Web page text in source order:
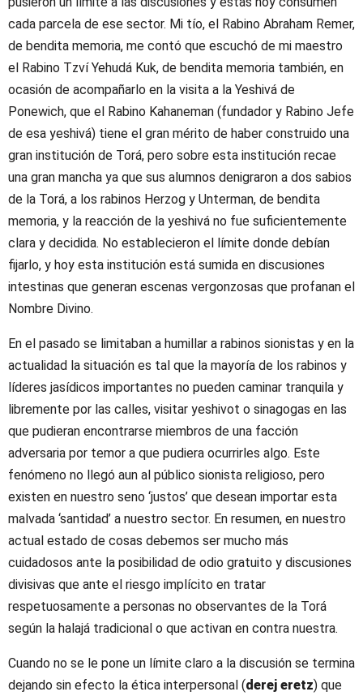
cada parcela de ese sector. Mi tío, el Rabino Abraham Remer,
de bendita memoria, me contó que escuchó de mi maestro
el Rabino Tzví Yehudá Kuk, de bendita memoria también, en
ocasión de acompañarlo en la visita a la Yeshivá de
Ponewich, que el Rabino Kahaneman (fundador y Rabino Jefe
de esa yeshivá) tiene el gran mérito de haber construido una
gran institución de Torá, pero sobre esta institución recae
una gran mancha ya que sus alumnos denigraron a dos sabios
de la Torá, a los rabinos Herzog y Unterman, de bendita
memoria, y la reacción de la yeshivá no fue suficientemente
clara y decidida. No establecieron el límite donde debían
fijarlo, y hoy esta institución está sumida en discusiones
intestinas que generan escenas vergonzosas que profanan el
Nombre Divino.
En el pasado se limitaban a humillar a rabinos sionistas y en la
actualidad la situación es tal que la mayoría de los rabinos y
líderes jasídicos importantes no pueden caminar tranquila y
libremente por las calles, visitar yeshivot o sinagogas en las
que pudieran encontrarse miembros de una facción
adversaria por temor a que pudiera ocurrirles algo. Este
fenómeno no llegó aun al público sionista religioso, pero
existen en nuestro seno ‘justos’ que desean importar esta
malvada ‘santidad’ a nuestro sector. En resumen, en nuestro
actual estado de cosas debemos ser mucho más
cuidadosos ante la posibilidad de odio gratuito y discusiones
divisivas que ante el riesgo implícito en tratar
respetuosamente a personas no observantes de la Torá
según la halajá tradicional o que activan en contra nuestra.
Cuando no se le pone un límite claro a la discusión se termina
dejando sin efecto la ética interpersonal (derej eretz) que